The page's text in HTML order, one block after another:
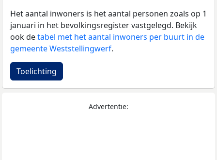
Het aantal inwoners is het aantal personen zoals op 1
januari in het bevolkingsregister vastgelegd. Bekijk
ook detabel met het aantal inwoners per buurt in de
gemeente Weststellingwerf.
Toelichting
Advertentie: